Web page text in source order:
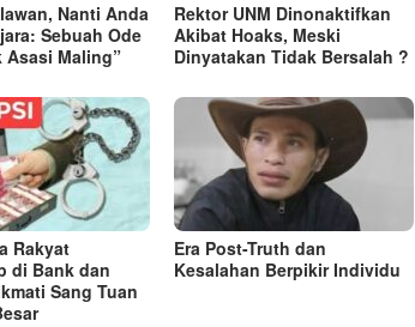
Nanti Anda
Sebuah Ode
Asasi Maling”
Rektor UNM Dinonaktifkan
Akibat Hoaks, Meski
Dinyatakan Tidak Bersalah ?
Rakyat
di Bank dan
Sang Tuan
Era Post-Truth dan
Kesalahan Berpikir Individu